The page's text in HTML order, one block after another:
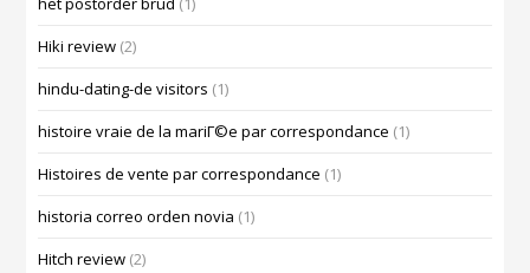
Hiki review (2)
hindu-dating-de visitors (1)
histoire vraie de la mariГ©e par correspondance (1)
Histoires de vente par correspondance (1)
historia correo orden novia (1)
Hitch review (2)